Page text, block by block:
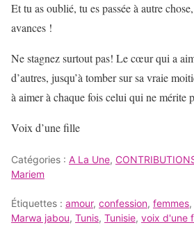
Et tu as oublié, tu es passée à autre
avances !
Ne stagnez surtout pas! Le cœur qui a
d’autres, jusqu’à tomber sur sa vraie
à aimer à chaque fois celui qui ne mérite
Voix d’une fille
Catégories : A La Une,
Mariem
Étiquettes : amour, confession, femmes,
Marwa jabou, Tunis, Tunisie, voix d'une